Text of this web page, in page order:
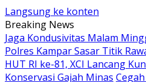
Langsung ke konten
Breaking News
Jaga Kondusivitas Malam
Polres Kampar Sasar Titik
HUT RI ke-81, XCI Lancang
Konservasi Gajah Minas